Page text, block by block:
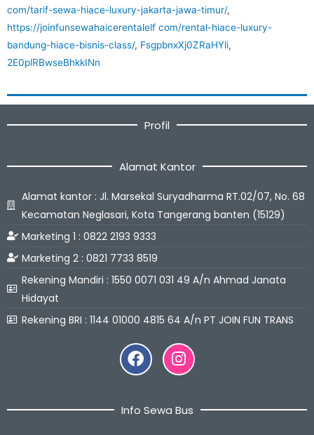
com/tarif-sewa-hiace-luxury-jakarta-jawa-timur/,
https://joinfunsewahaicerentalelf com/rental-hiace-luxury-
bandung-hiace-bisnis-class/, FsgpbnxXj0ZRaHYli,
2E0plRBwseBhkkINn
Profil
Alamat Kantor
Alamat kantor : Jl. Marsekal Suryadharma RT.02/07, No. 68
Kecamatan Neglasari, Kota Tangerang banten (15129)
Marketing 1 : 0822 2193 9333
Marketing 2 : 0821 7733 8519
Rekening Mandiri : 1550 0071 031 49 A/n Ahmad Janata
Hidayat
Rekening BRI : 1144 01000 4815 64 A/n PT JOIN FUN TRANS
FacebookInstagram
Info Sewa Bus